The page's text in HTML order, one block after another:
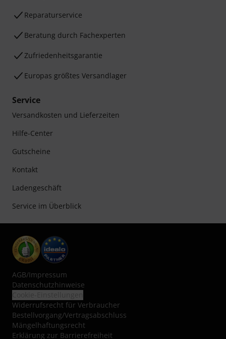
Reparaturservice
Beratung durch Fachexperten
Zufriedenheitsgarantie
Europas größtes Versandlager
Service
Versandkosten und Lieferzeiten
Hilfe-Center
Gutscheine
Kontakt
Ladengeschäft
Service im Überblick
AGB/Impressum
Datenschutzhinweise
Widerrufsrecht für Verbraucher
Bestellvorgang/Vertragsabschluss
Mängelhaftungsrecht
Erklärung zur Barrierefreiheit